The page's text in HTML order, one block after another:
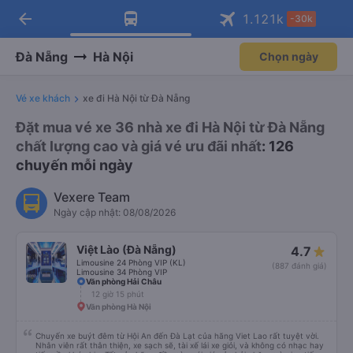
Tải app Vexere ngay!
Nhận ưu đãi thành viên độc
Mở app
Tải app Vexere
-30k/ghế khi đặt vé máy bay qua
Mở app
arrow_back 1.121 k -30k
Đà Nẵng Hà Nội Chọn ngày
Vé xe khách xe đi Hà Nội từ Đà Nẵng
Đặt mua vé xe 36 nhà xe đi Hà Nội từ Đà Nẵng
chất lượng cao và giá vé ưu đãi nhất: 126
chuyến mỗi ngày
Vexere Team
Ngày cập nhật: 08/08/2026
Việt Lào (Đà Nẵng)
Limousine 24 Phòng VIP (KL)
Limousine 34 Phòng VIP
4.7
(887 đánh giá)
Văn phòng Hải Châu
12 giờ 15 phút
Văn phòng Hà Nội
Chuyến xe buýt đêm từ Hội An đến Đà Lạt của hãng Viet Lao rất tuyệt vời.
Nhân viên rất thân thiện, xe sạch sẽ, tài xế lái xe giỏi, và không có nhạc hay